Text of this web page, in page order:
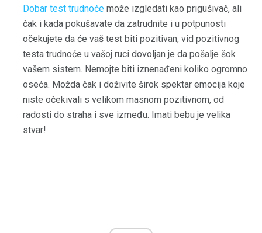
Dobar test trudnoće može izgledati kao prigušivač, ali
čak i kada pokušavate da zatrudnite i u potpunosti
očekujete da će vaš test biti pozitivan, vid pozitivnog
testa trudnoće u vašoj ruci dovoljan je da pošalje šok
vašem sistem. Nemojte biti iznenađeni koliko ogromno
oseća. Možda čak i doživite širok spektar emocija koje
niste očekivali s velikom masnom pozitivnom, od
radosti do straha i sve između. Imati bebu je velika
stvar!